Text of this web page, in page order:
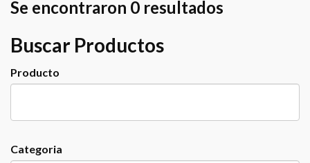
Se encontraron 0 resultados
Buscar Productos
Producto
Categoria